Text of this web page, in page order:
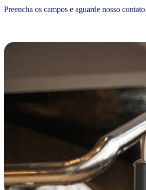
Preencha os campos e aguarde nosso contato.